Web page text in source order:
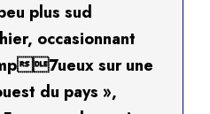
plus sud
occasionnant
7ueux sur une
du pays »,